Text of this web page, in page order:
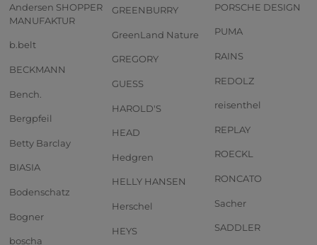
Andersen SHOPPER
MANUFAKTUR
b.belt
BECKMANN
Bench.
Bergpfeil
Betty Barclay
BIASIA
Bodenschatz
Bogner
boscha
GREENBURRY
GreenLand Nature
GREGORY
GUESS
HAROLD'S
HEAD
Hedgren
HELLY HANSEN
Herschel
HEYS
PORSCHE DESIGN
PUMA
RAINS
REDOLZ
reisenthel
REPLAY
ROECKL
RONCATO
Sacher
SADDLER